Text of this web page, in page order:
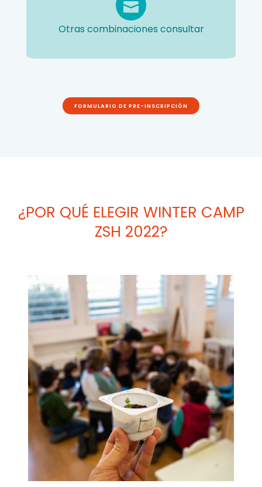
Otras combinaciones consultar
FORMULARIO DE PRE-INSCRIPCIÓN
¿POR QUÉ ELEGIR WINTER CAMP
ZSH 2022?